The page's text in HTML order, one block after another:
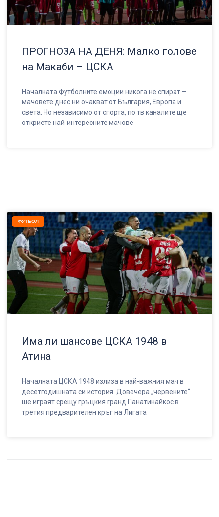
ПРОГНОЗА НА ДЕНЯ: Малко голове
на Макаби – ЦСКА
Началната Футболните емоции никога не спират –
мачовете днес ни очакват от България, Европа и
света. Но независимо от спорта, по тв каналите ще
откриете най-интересните мачове
ФУТБОЛ
Има ли шансове ЦСКА 1948 в
Атина
Началната ЦСКА 1948 излиза в най-важния мач в
десетгодишната си история. Довечера „червените“
ше играят срещу гръцкия гранд Панатинайкос в
третия предварителен кръг на Лигата